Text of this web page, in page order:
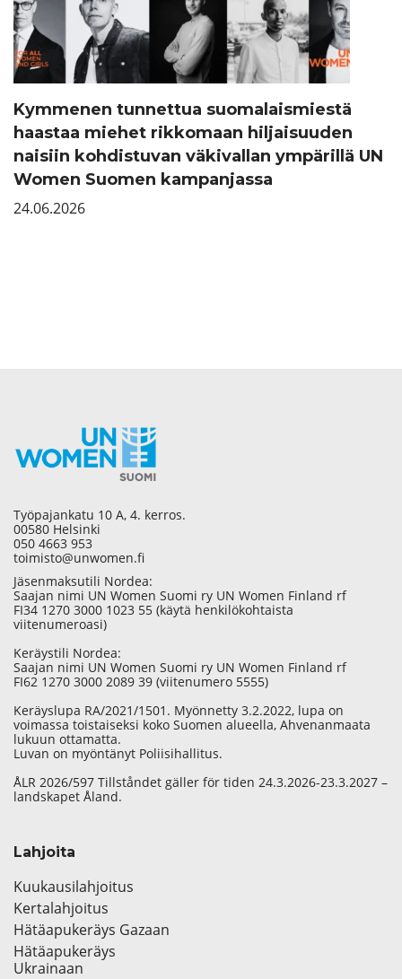
Kymmenen tunnettua suomalaismiestä
haastaa miehet rikkomaan hiljaisuuden
naisiin kohdistuvan väkivallan ympärillä UN
Women Suomen kampanjassa
24.06.2026
Työpajankatu 10 A, 4. kerros.
00580 Helsinki
050 4663 953
toimisto@unwomen.fi
Jäsenmaksutili Nordea:
Saajan nimi UN Women Suomi ry UN Women Finland rf
FI34 1270 3000 1023 55 (käytä henkilökohtaista
viitenumeroasi)
Keräystili Nordea:
Saajan nimi UN Women Suomi ry UN Women Finland rf
FI62 1270 3000 2089 39 (viitenumero 5555)
Keräyslupa RA/2021/1501. Myönnetty 3.2.2022, lupa on
voimassa toistaiseksi koko Suomen alueella, Ahvenanmaata
lukuun ottamatta.
Luvan on myöntänyt Poliisihallitus.
ÅLR 2026/597 Tillståndet gäller för tiden 24.3.2026-23.3.2027 –
landskapet Åland.
Lahjoita
Kuukausilahjoitus
Kertalahjoitus
Hätäapukeräys Gazaan
Hätäapukeräys
Ukrainaan